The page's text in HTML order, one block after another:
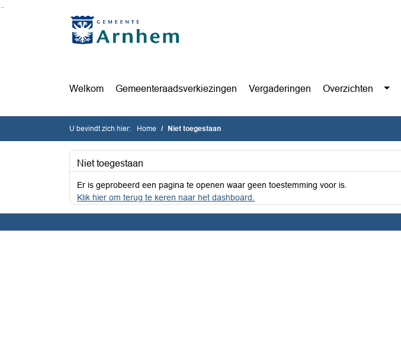
Ga naar de inhoud van deze pagina
Ga naar het zoeken
Ga naar het menu
Welkom Gemeenteraadsverkiezingen Vergaderingen Overzichten
U bevindt zich hier: Home Niet toegestaan
Niet toegestaan
Er is geprobeerd een pagina te openen waar geen toestemming voor is.
Klik hier om terug te keren naar het dashboard.